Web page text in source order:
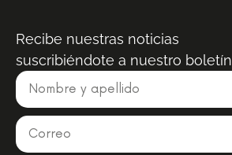
Recibe nuestras noticias
suscribiéndote a nuestro boletín